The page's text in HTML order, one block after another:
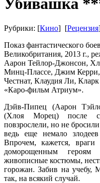
Убивашка
Рубрики: [Кино] [Рецензия
Показ фантастического
Великобритания, 2013 г.,
Аарон Тейлор-Джонсон,
Минц-Плассе, Джим
Честнат, Клаудия Ли,
«Каро-фильм Атриум».
Дэйв-Пипец (Аарон
(Хлоя Морец) после
повзрослели, но не
ведь еще немало
Впрочем, кажется,
доморощенным героям
живописные костюмы,
горожан. Забив на учебу,
так, на всякий случай.